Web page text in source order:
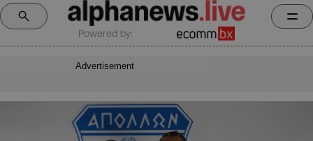
Powered by:
Advertisement